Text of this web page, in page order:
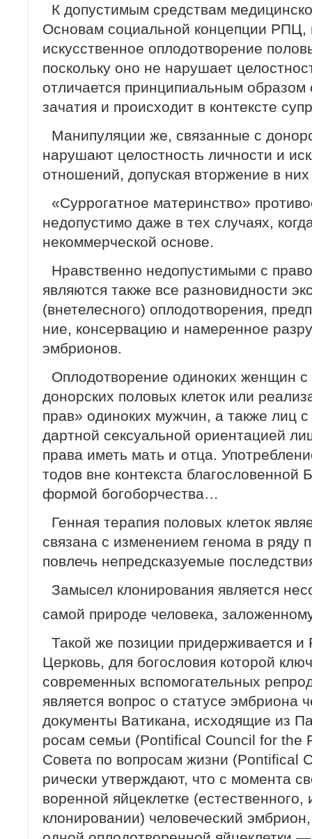
К допустимым средствам
Основам социальной концепции РПЦ,
искусственное оплодотворение
поскольку оно не нарушает
отличается принципиальным образом
зачатия и происходит в контексте
Манипуляции же, связанные с
нарушают целостность личности и
отношений, допуская вторжение в
«Суррогатное материнство»
недопустимо даже в тех случаях,
некоммерческой основе.
Нравственно недопустимыми с
являются также все разновидности
(внетелесного) оплодотворения,
ние, консервацию и намеренное
эм­брионов.
Оплодотворение одиноких женщин с
донорских половых клеток или
прав» одиноких мужчин, а также лиц
дартной сексуальной ориентацией
права иметь мать и отца.
тодов вне контекста благословенной
формой богоборчества…
Генная терапия половых клеток
связана с изменением генома в ряду
повлечь непредсказуемые
Замысел клонирования является
самой природе человека,
Такой же позиции придерживается и
Церковь, для богословия которой
современных вспомогательных
является вопрос о статусе эмбриона
документы Ватикана, исходящие из
росам семьи (Pontifical Council for the
Совета по вопросам жизни (Pontifical
рически утверждают, что с момента
воренной яйцеклетке (естественного,
клонировании) человеческий